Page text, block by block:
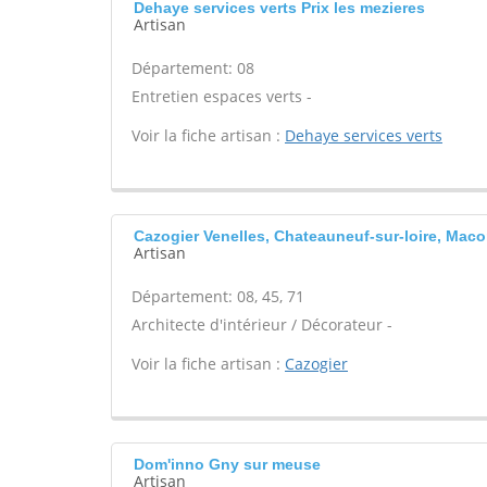
Dehaye services verts Prix les mezieres
Artisan
Département: 08
Entretien espaces verts -
Voir la fiche artisan : Dehaye services verts
Cazogier Venelles, Chateauneuf-sur-loire,
Artisan
Département: 08, 45, 71
Architecte d'intérieur / Décorateur -
Voir la fiche artisan : Cazogier
Dom'inno Gny sur meuse
Artisan